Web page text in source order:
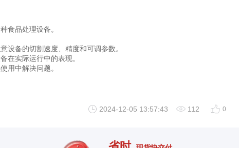
食品处理设备。
设备的切割速度、精度和可调参数。
在实际运行中的表现。
用中解决问题。
2024-12-05 13:57:43 112 0